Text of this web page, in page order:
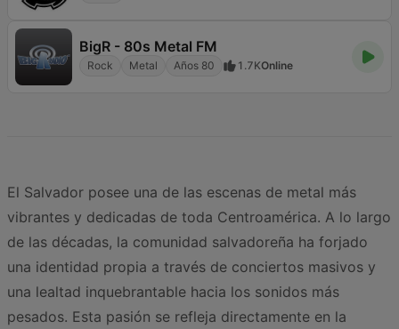
BigR - 80s Metal FM
Rock Metal Años 80 1.7KOnline
El Salvador posee una de las escenas de metal más
vibrantes y dedicadas de toda Centroamérica. A lo largo
de las décadas, la comunidad salvadoreña ha forjado
una identidad propia a través de conciertos masivos y
una lealtad inquebrantable hacia los sonidos más
pesados. Esta pasión se refleja directamente en la